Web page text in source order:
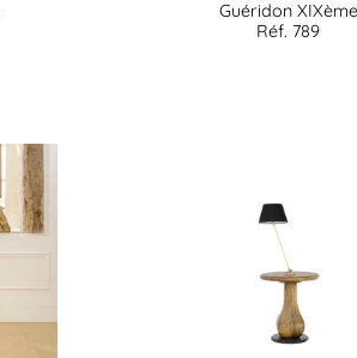
Guéridon XIXème
Réf. 789